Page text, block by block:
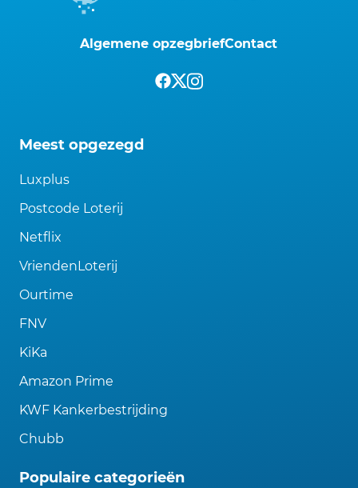
Algemene opzegbriefContact
Meest opgezegd
Luxplus
Postcode Loterij
Netflix
VriendenLoterij
Ourtime
FNV
KiKa
Amazon Prime
KWF Kankerbestrijding
Chubb
Populaire categorieën